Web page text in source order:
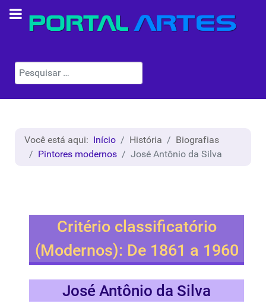
Pesquisar
Você está aqui: Início História
Biografias
Pintores modernos
José Antônio da Silva
Critério classificatório
(Modernos): De 1861 a 1960
José Antônio da Silva